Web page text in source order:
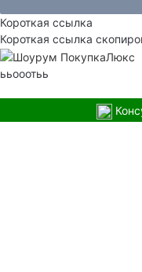
Короткая ссылка
Короткая ссылка
ььооотьь